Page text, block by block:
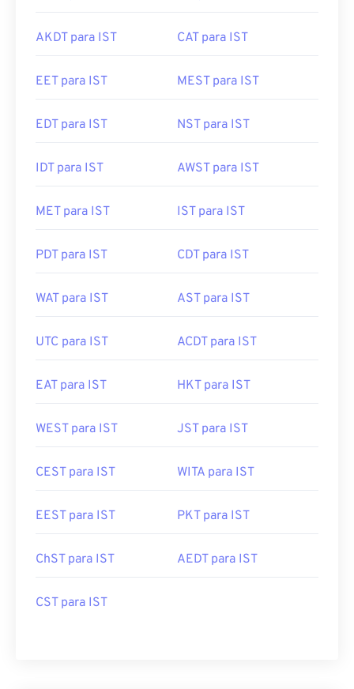
AKDT para IST CAT para IST
EET para IST MEST para IST
EDT para IST NST para IST
IDT para IST AWST para IST
MET para IST IST para IST
PDT para IST CDT para IST
WAT para IST AST para IST
UTC para IST ACDT para IST
EAT para IST HKT para IST
WEST para IST JST para IST
CEST para IST WITA para IST
EEST para IST PKT para IST
ChST para IST AEDT para IST
CST para IST